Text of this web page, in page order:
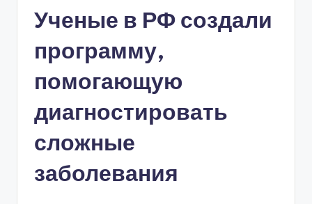
Ученые в РФ создали
программу,
помогающую
диагностировать
сложные
заболевания